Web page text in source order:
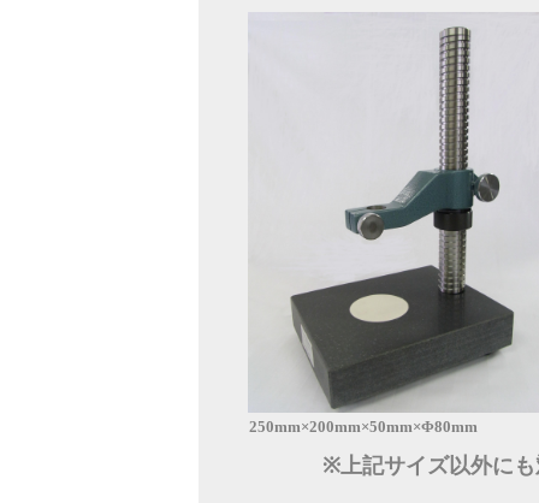
250mm×200mm×50mm×Φ80mm
※上記サイズ以外に